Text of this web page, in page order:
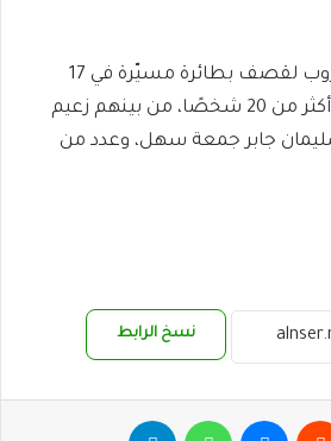
وتعرضت منطقة المزروب لقصف بطائرة مسيّرة في 17
أكتوبر، أسفر عن مقتل أكثر من 20 شخصًا، من بينهم زعيم
سليمان جابر جمعة سهل، وعدد من
نسخ الرابط
ماسنجر واتساب